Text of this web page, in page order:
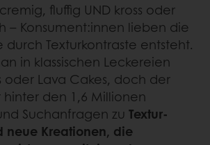
fluffig UND kross oder
– Konsument:innen lieben die
durch Texturkontraste entsteht.
in klassischen Leckereien
Lava Cakes, doch der
den 1,6 Millionen
Suchanfragen zu Textur-
neue Kreationen, die